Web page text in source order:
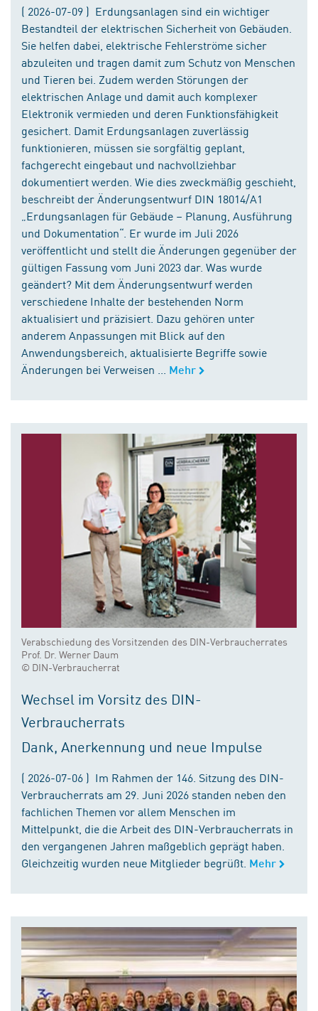
( 2026-07-09 ) Erdungsanlagen sind ein wichtiger
Bestandteil der elektrischen Sicherheit von Gebäuden.
Sie helfen dabei, elektrische Fehlerströme sicher
abzuleiten und tragen damit zum Schutz von Menschen
und Tieren bei. Zudem werden Störungen der
elektrischen Anlage und damit auch komplexer
Elektronik vermieden und deren Funktionsfähigkeit
gesichert. Damit Erdungsanlagen zuverlässig
funktionieren, müssen sie sorgfältig geplant,
fachgerecht eingebaut und nachvollziehbar
dokumentiert werden. Wie dies zweckmäßig geschieht,
beschreibt der Änderungsentwurf DIN 18014/A1
„Erdungsanlagen für Gebäude – Planung, Ausführung
und Dokumentation“. Er wurde im Juli 2026
veröffentlicht und stellt die Änderungen gegenüber der
gültigen Fassung vom Juni 2023 dar. Was wurde
geändert? Mit dem Änderungsentwurf werden
verschiedene Inhalte der bestehenden Norm
aktualisiert und präzisiert. Dazu gehören unter
anderem Anpassungen mit Blick auf den
Anwendungsbereich, aktualisierte Begriffe sowie
Änderungen bei Verweisen ...
Mehr
Verabschiedung des Vorsitzenden des DIN-Verbraucherrates
Prof. Dr. Werner Daum
© DIN-Verbraucherrat
Wechsel im Vorsitz des DIN-
Verbraucherrats
Dank, Anerkennung und neue Impulse
( 2026-07-06 ) Im Rahmen der 146. Sitzung des DIN-
Verbraucherrats am 29. Juni 2026 standen neben den
fachlichen Themen vor allem Menschen im
Mittelpunkt, die die Arbeit des DIN-Verbraucherrats in
den vergangenen Jahren maßgeblich geprägt haben.
Gleichzeitig wurden neue Mitglieder begrüßt. Mehr